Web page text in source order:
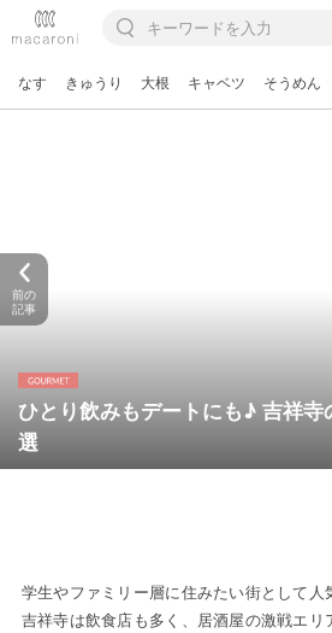
なす きゅうり 大根 キャベツ そうめん
ひとり飲みもデートにも♪ 吉祥寺
選
前の
記事
学生やファミリー層に住みたい街として
吉祥寺は飲食店も多く、居酒屋の激戦エ